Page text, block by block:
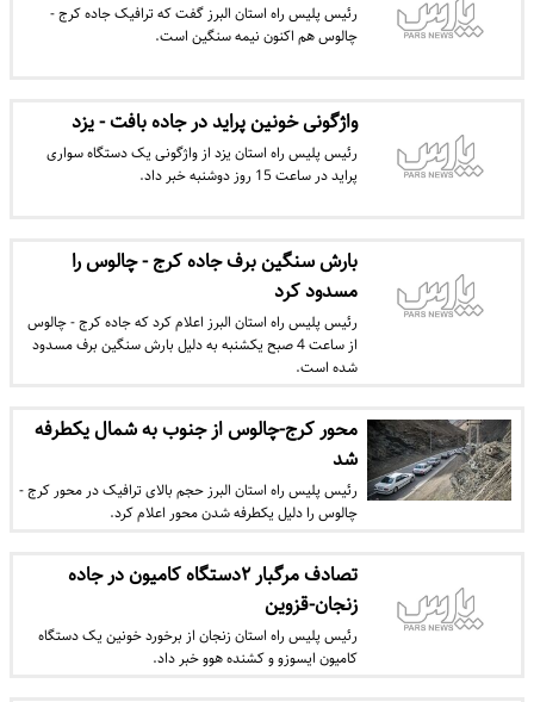
رئیس پلیس راه استان البرز گفت که ترافیک جاده کرج -
چالوس هم اکنون نیمه سنگین است.
واژگونی خونین پراید در جاده بافت - یزد
رئیس پلیس راه استان یزد از واژگونی یک دستگاه سواری
پراید در ساعت 15 روز دوشنبه خبر داد.
بارش سنگین برف جاده کرج - چالوس را
مسدود کرد
رئیس پلیس راه استان البرز اعلام کرد که جاده کرج - چالوس
از ساعت 4 صبح یکشنبه به دلیل بارش سنگین برف مسدود
شده است.
محور کرج-چالوس از جنوب به شمال یکطرفه
شد
رئیس پلیس راه استان البرز حجم بالای ترافیک در محور کرج -
چالوس را دلیل یکطرفه شدن محور اعلام کرد.
تصادف مرگبار ۲دستگاه کامیون در جاده
زنجان-قزوین
رئیس پلیس راه استان زنجان از برخورد خونین یک دستگاه
کامیون ایسوزو و کشنده هوو خبر داد.